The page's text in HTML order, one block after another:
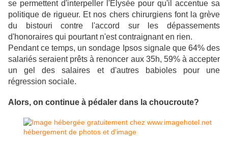
se permettent d'interpeller l'Elysée pour qu'il accentue sa
politique de rigueur. Et nos chers chirurgiens font la grève
du bistouri contre l'accord sur les dépassements
d'honoraires qui pourtant n'est contraignant en rien.
Pendant ce temps, un sondage Ipsos signale que 64% des
salariés seraient prêts à renoncer aux 35h, 59% à accepter
un gel des salaires et d'autres babioles pour une
régression sociale.
Alors, on continue à pédaler dans la choucroute?